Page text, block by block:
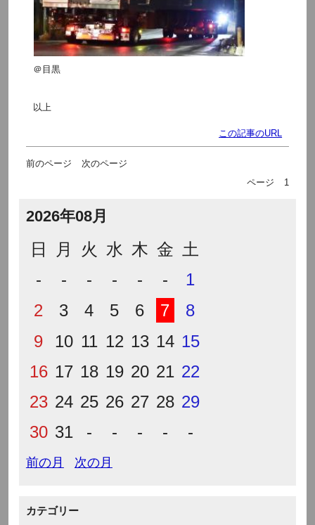
＠目黒
以上
この記事のURL
前のページ
次のページ
ページ
1
2026年08月
日 月 火 水 木 金 土
-
- - - - -
1
2
3 4 5 6 7
8
9
10 11 12 13 14 15
16 17 18 19 20 21 22
23 24 25 26 27 28 29
30 31 - - - - -
前の月 次の月
カテゴリー